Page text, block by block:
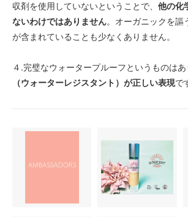
収剤を使用していないということで、 他の化
ないわけではありません。オーガニックを謳
が含まれていることも少なくありません。
４.完璧なウォータープルーフというものはあ
（ウォーターレジスタント）が正しい表現で